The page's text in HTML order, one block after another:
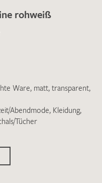
meine angegebenen Daten
genutzt werden.
habe ich zur Kenntnis
rohweiß
Ware, matt, transparent,
Abendmode, Kleidung,
Tücher